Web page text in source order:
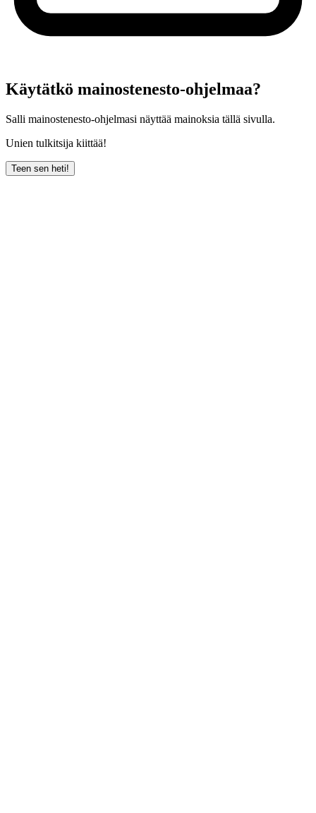
Käytätkö mainostenesto-ohjelmaa?
Salli mainostenesto-ohjelmasi näyttää mainoksia tällä sivulla.
Unien tulkitsija kiittää!
Teen sen heti!